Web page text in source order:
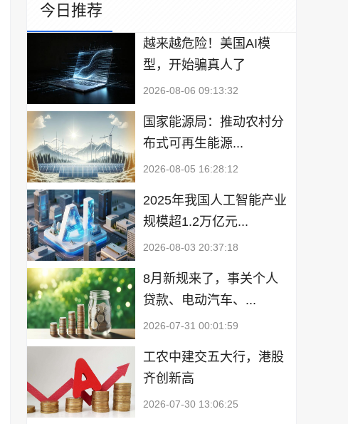
今日推荐
越来越危险！美国AI模
型，开始骗真人了
2026-08-06 09:13:32
国家能源局：推动农村分
布式可再生能源...
2026-08-05 16:28:12
2025年我国人工智能产业
规模超1.2万亿元...
2026-08-03 20:37:18
8月新规来了，事关个人
贷款、电动汽车、...
2026-07-31 00:01:59
工农中建交五大行，港股
齐创新高
2026-07-30 13:06:25